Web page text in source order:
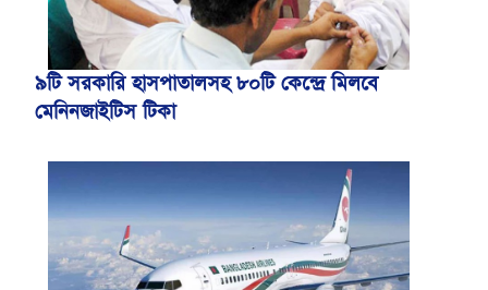
৯টি সরকারি হাসপাতালসহ ৮০টি কেন্দ্রে মিলবে
মেনিনজাইটিস টিকা